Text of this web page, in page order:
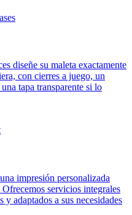
diseñe su maleta exactamente
con cierres a juego, un
tapa transparente si lo
impresión personalizada
servicios integrales
adaptados a sus necesidades